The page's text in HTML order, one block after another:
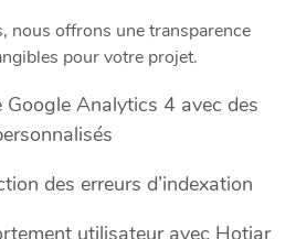
nous offrons une transparence
pour votre projet.
Google Analytics 4 avec des
des erreurs d’indexation
utilisateur avec Hotjar